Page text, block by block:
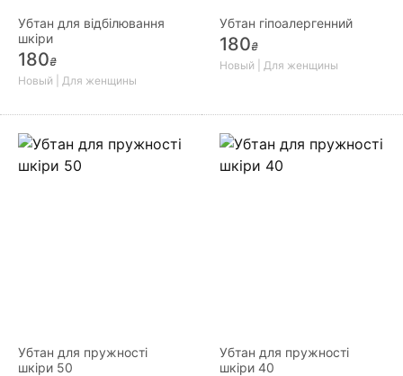
Убтан для відбілювання
шкіри
180₴
Новый | Для женщины
Убтан гіпоалергенний
180₴
Новый | Для женщины
Убтан для пружності
шкіри 50
Убтан для пружності
шкіри 40